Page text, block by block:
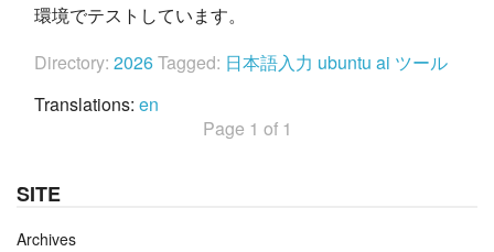
環境でテストしています。
Directory: 2026Tagged: 日本語入力 ubuntu ai ツール
Translations: en
Page 1 of 1
SITE
Archives